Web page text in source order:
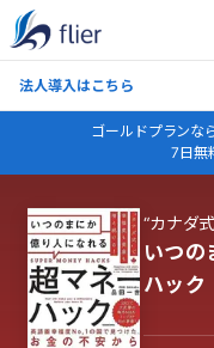
法人導入はこちら
ゴールドプランな
7日無
“カナダ
いつの
ハック